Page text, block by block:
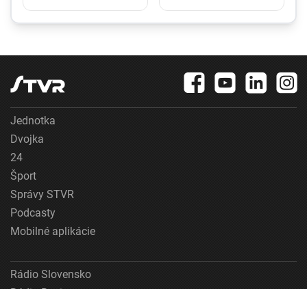
Jednotka
Dvojka
24
Šport
Správy STVR
Podcasty
Mobilné aplikácie
Rádio Slovensko